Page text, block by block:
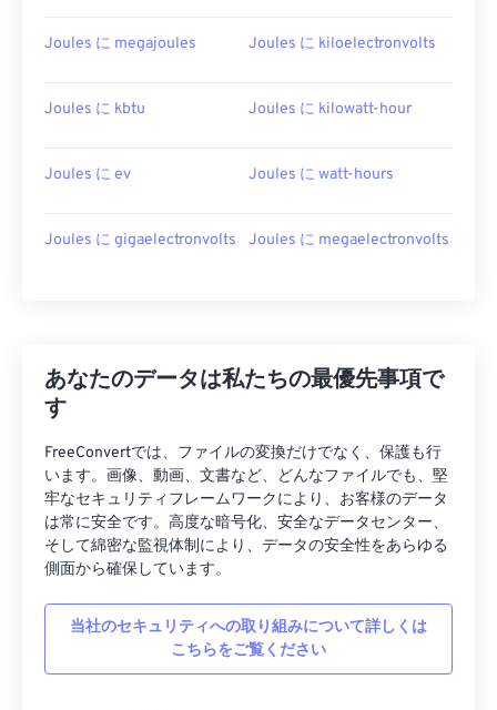
Joules に megajoules Joules に kiloelectronvolts
Joules に kbtu Joules に kilowatt-hour
Joules に ev Joules に watt-hours
Joules に gigaelectronvolts Joules に megaelectronvolts
あなたのデータは私たちの最優先事項で
す
FreeConvertでは、ファイルの変換だけでなく、保護も行
います。画像、動画、文書など、どんなファイルでも、堅
牢なセキュリティフレームワークにより、お客様のデータ
は常に安全です。高度な暗号化、安全なデータセンター、
そして綿密な監視体制により、データの安全性をあらゆる
側面から確保しています。
当社のセキュリティへの取り組みについて詳しくは
こちらをご覧ください